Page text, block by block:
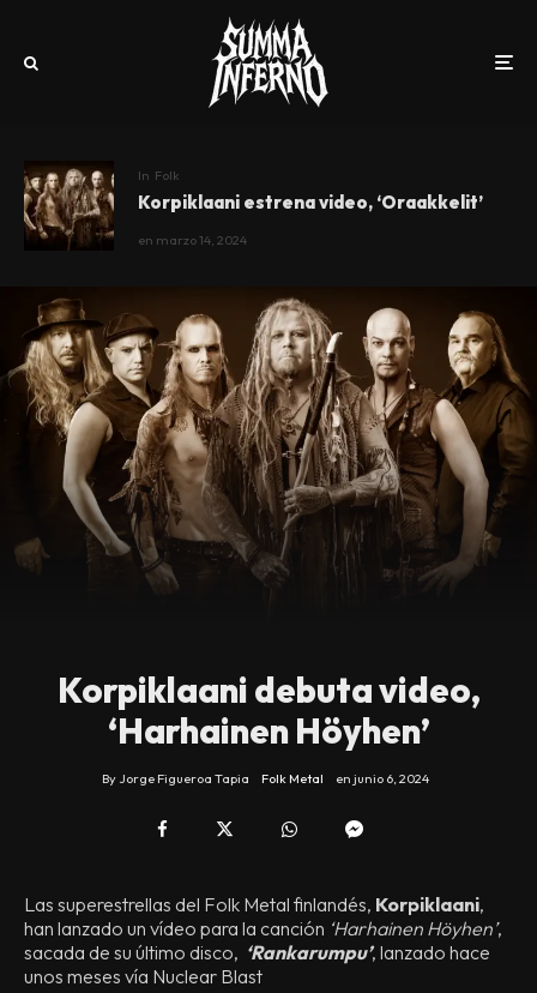
In Folk
Korpiklaani estrena video, ‘Oraakkelit’
en marzo 14, 2024
Korpiklaani debuta video,
‘Harhainen Höyhen’
By Jorge Figueroa Tapia Folk Metal en junio 6, 2024
Las superestrellas del Folk Metal finlandés, Korpiklaani,
han lanzado un vídeo para la canción ‘Harhainen Höyhen’,
sacada de su último disco, ‘Rankarumpu’, lanzado hace
unos meses vía Nuclear Blast